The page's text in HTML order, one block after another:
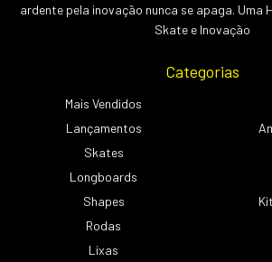
ardente pela inovação nunca se apaga. Uma
Skate e Inovação
Categorias
Mais Vendidos
Lançamentos
Skates
Longboards
Shapes
Rodas
Lixas